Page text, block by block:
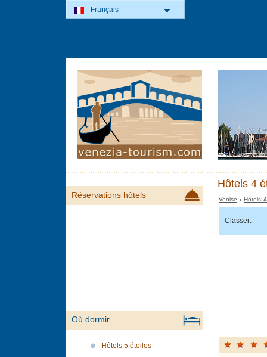
Hôtels 4
Venise ›Hôtels
Classer:
Réservations hôtels
Où dormir
Hôtels 5 étoiles
Français